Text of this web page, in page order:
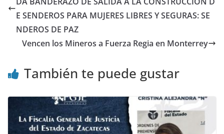
E SENDEROS PARA MUJERES LIBRES Y SEGURAS: SE
NDEROS DE PAZ
Vencen los Mineros a Fuerza Regia en Monterrey
También te puede gustar